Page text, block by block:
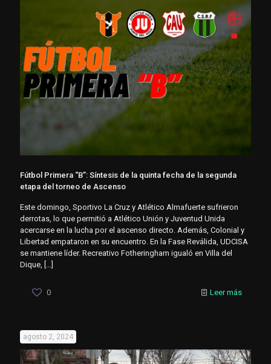
Fútbol Primera “B”: Síntesis de la quinta fecha de la segunda
etapa del torneo de Ascenso
Este domingo, Sportivo La Cruz y Atlético Almafuerte sufrieron
derrotas, lo que permitió a Atlético Unión y Juventud Unida
acercarse en la lucha por el ascenso directo. Además, Colonial y
Libertad empataron en su encuentro. En la Fase Reválida, UDCISA
se mantiene líder. Recreativo Fotheringham igualó en Villa del
Dique, […]
0 Leer más
agosto 2, 2024